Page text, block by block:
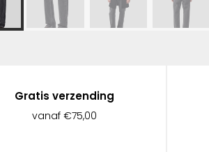
Gratis verzending
vanaf €75,00